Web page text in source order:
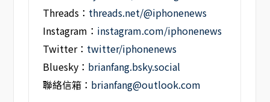
Threads： threads.net/@iphonenews
Instagram： instagram.com/iphonenews
Twitter： twitter/iphonenews
Bluesky： brianfang.bsky.social
聯絡信箱： brianfang@outlook.com